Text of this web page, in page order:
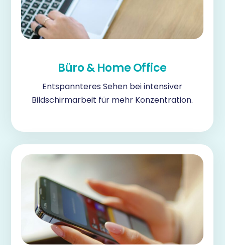
Büro & Home Office
Entspannteres Sehen bei intensiver
Bildschirmarbeit für mehr Konzentration.